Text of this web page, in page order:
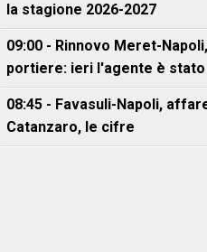
la stagione 2026-2027
09:00 - Rinnovo Meret-
portiere: ieri l'agente è stato
08:45 - Favasuli-Napoli,
Catanzaro, le cifre